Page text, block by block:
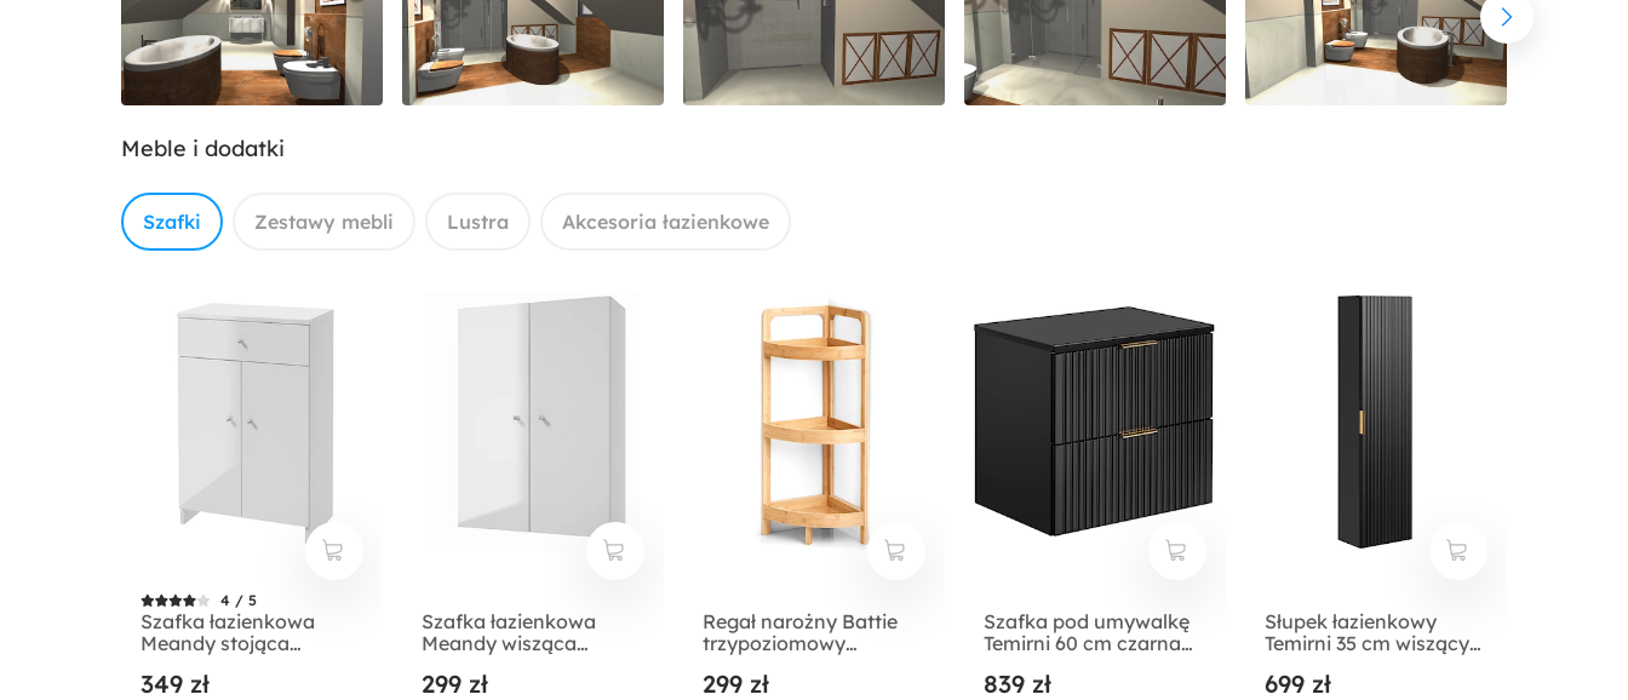
Meble i dodatki
Szafki Zestawy mebli Lustra Akcesoria łazienkowe
4 / 5
Szafka łazienkowa
Meandy stojąca
349 zł
Szafka łazienkowa
Meandy wisząca
299 zł
Regał narożny Battie
trzypoziomowy
299 zł
Szafka pod umywalkę
Temirni 60 cm czarna
839 zł
Słupek łazienkowy
Temirni 35 cm wiszący
699 zł